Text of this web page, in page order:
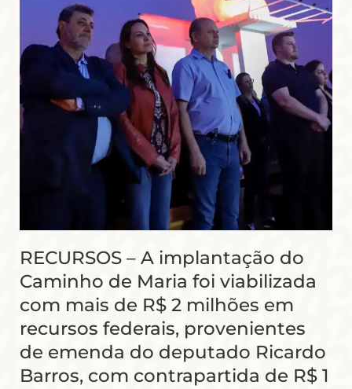
RECURSOS – A implantação do
Caminho de Maria foi viabilizada
com mais de R$ 2 milhões em
recursos federais, provenientes
de emenda do deputado Ricardo
Barros, com contrapartida de R$ 1